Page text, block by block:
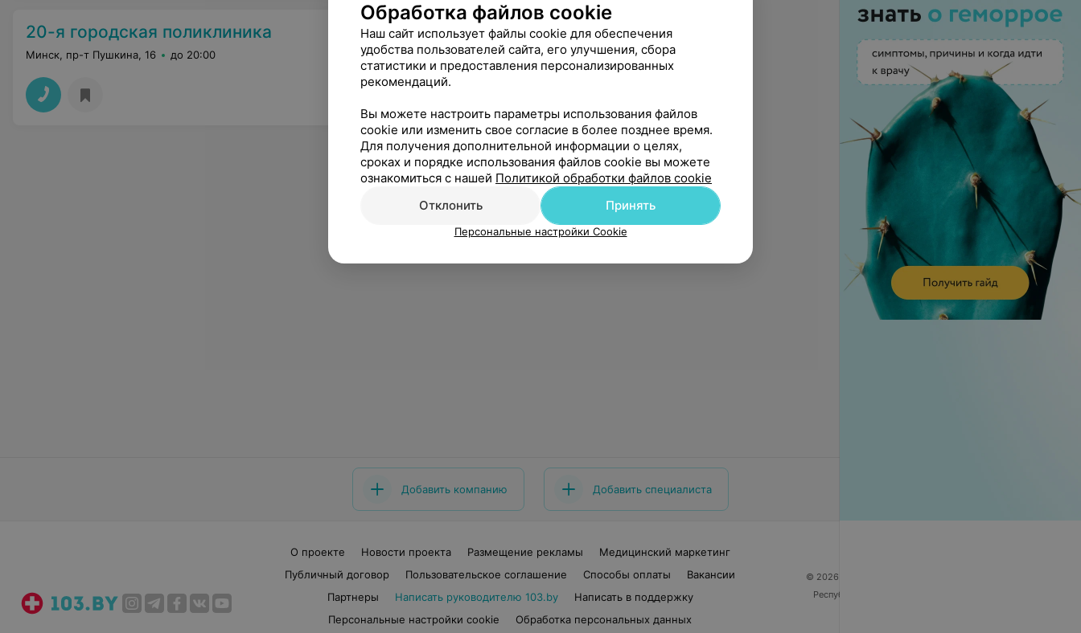
20-я городская поликлиника
Минск, пр-т Пушкина, 16 до 20:00
Добавить компанию Добавить специалиста
О проекте Новости проекта Размещение рекламы
Медицинский маркетинг
Публичный договор
Пользовательское соглашение Способы оплаты
Вакансии
Партнеры
Написать руководителю 103.by
Написать в поддержку
Персональные настройки cookie
Обработка персональных данных
© 2026 ООО «Артокс Лаб», УНП 191700409
Республика Беларусь, г. Минск, улица Толбухина, 2,
Обработка файлов cookie
Наш сайт использует файлы cookie для обеспечения
удобства пользователей сайта, его улучшения, сбора
статистики и предоставления персонализированных
рекомендаций.
Вы можете настроить параметры использования файлов
cookie или изменить свое согласие в более позднее время.
Для получения дополнительной информации о целях,
сроках и порядке использования файлов cookie вы можете
ознакомиться с нашей Политикой обработки файлов cookie
Отклонить
Принять
Персональные настройки Cookie